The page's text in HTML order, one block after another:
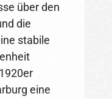
über den
die
stabile
eine